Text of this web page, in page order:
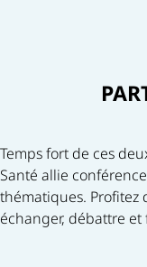
Temps fort de ces
Santé allie
thématiques. Profitez
échanger, débattre
et les défis de
conférences sont
partenaires et